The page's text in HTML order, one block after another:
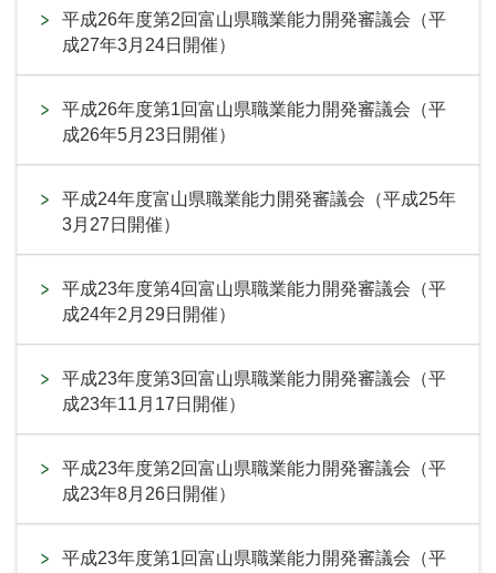
平成26年度第2回富山県職業能力開発審議会（平
成27年3月24日開催）
平成26年度第1回富山県職業能力開発審議会（平
成26年5月23日開催）
平成24年度富山県職業能力開発審議会（平成25年
3月27日開催）
平成23年度第4回富山県職業能力開発審議会（平
成24年2月29日開催）
平成23年度第3回富山県職業能力開発審議会（平
成23年11月17日開催）
平成23年度第2回富山県職業能力開発審議会（平
成23年8月26日開催）
平成23年度第1回富山県職業能力開発審議会（平